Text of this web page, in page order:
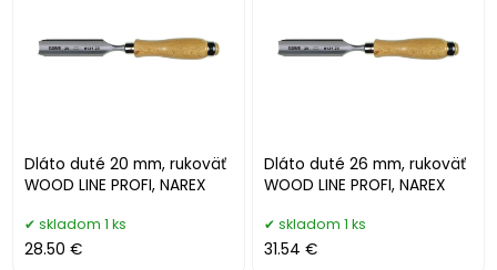
Dláto duté 20 mm, rukoväť
WOOD LINE PROFI, NAREX
skladom 1 ks
28.50 €
Dláto duté 26 mm, rukoväť
WOOD LINE PROFI, NAREX
skladom 1 ks
31.54 €